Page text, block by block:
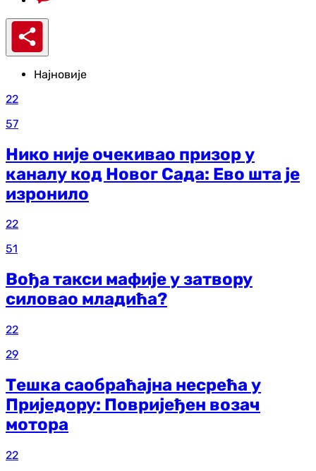
Најновије
22
57
Нико није очекивао призор у
каналу код Новог Сада: Ево шта је
изронило
22
51
Вођа такси мафије у затвору
силовао младића?
22
29
Тешка саобраћајна несрећа у
Приједору: Повријеђен возач
мотора
22